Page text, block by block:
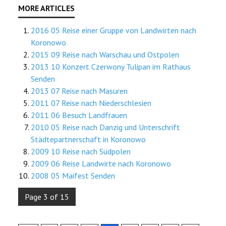
2016 05 Reise einer Gruppe von Landwirten nach
Koronowo
2015 09 Reise nach Warschau und Ostpolen
2013 10 Konzert Czerwony Tulipan im Rathaus
Senden
2013 07 Reise nach Masuren
2011 07 Reise nach Niederschlesien
2011 06 Besuch Landfrauen
2010 05 Reise nach Danzig und Unterschrift
Städtepartnerschaft in Koronowo
2009 10 Reise nach Südpolen
2009 06 Reise Landwirte nach Koronowo
2008 05 Maifest Senden
Page 3 of 15